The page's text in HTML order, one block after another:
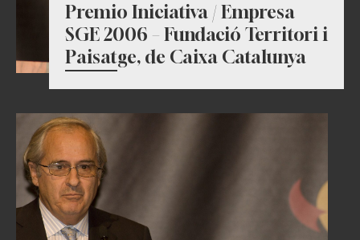
Premio Iniciativa / Empresa
SGE 2006 – Fundació Territori i
Paisatge, de Caixa Catalunya